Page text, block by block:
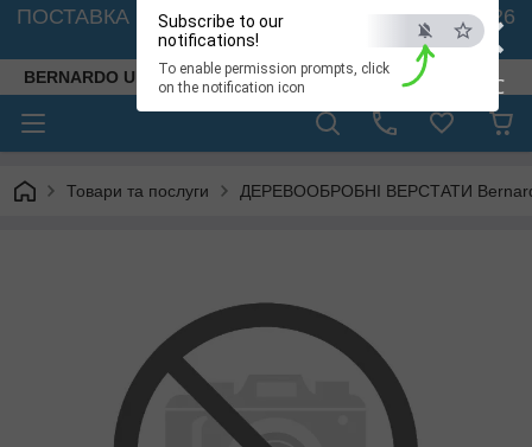
×
ESC
Subscribe to our
notifications!
To enable permission prompts, click
on the notification icon
ПОСТАВКА ВЕРСТАТІВ З АВСТРІЇ - 🚛 26.08. 2026
🚛
BERNARDO UKRAINE
Товари та послуги ДЕРЕВООБРОБНІ ВЕРСТАТИ